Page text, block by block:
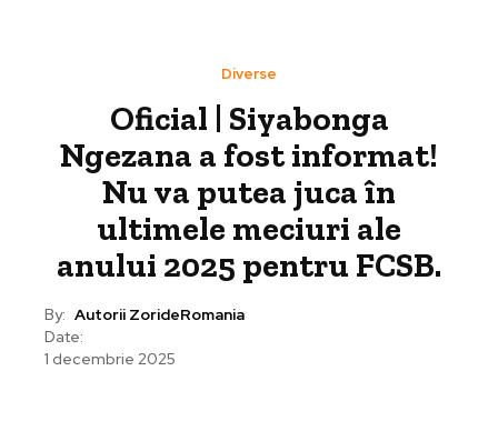
Diverse
Oficial | Siyabonga
Ngezana a fost informat!
Nu va putea juca în
ultimele meciuri ale
anului 2025 pentru FCSB.
By: Autorii ZorideRomania
Date:
1 decembrie 2025